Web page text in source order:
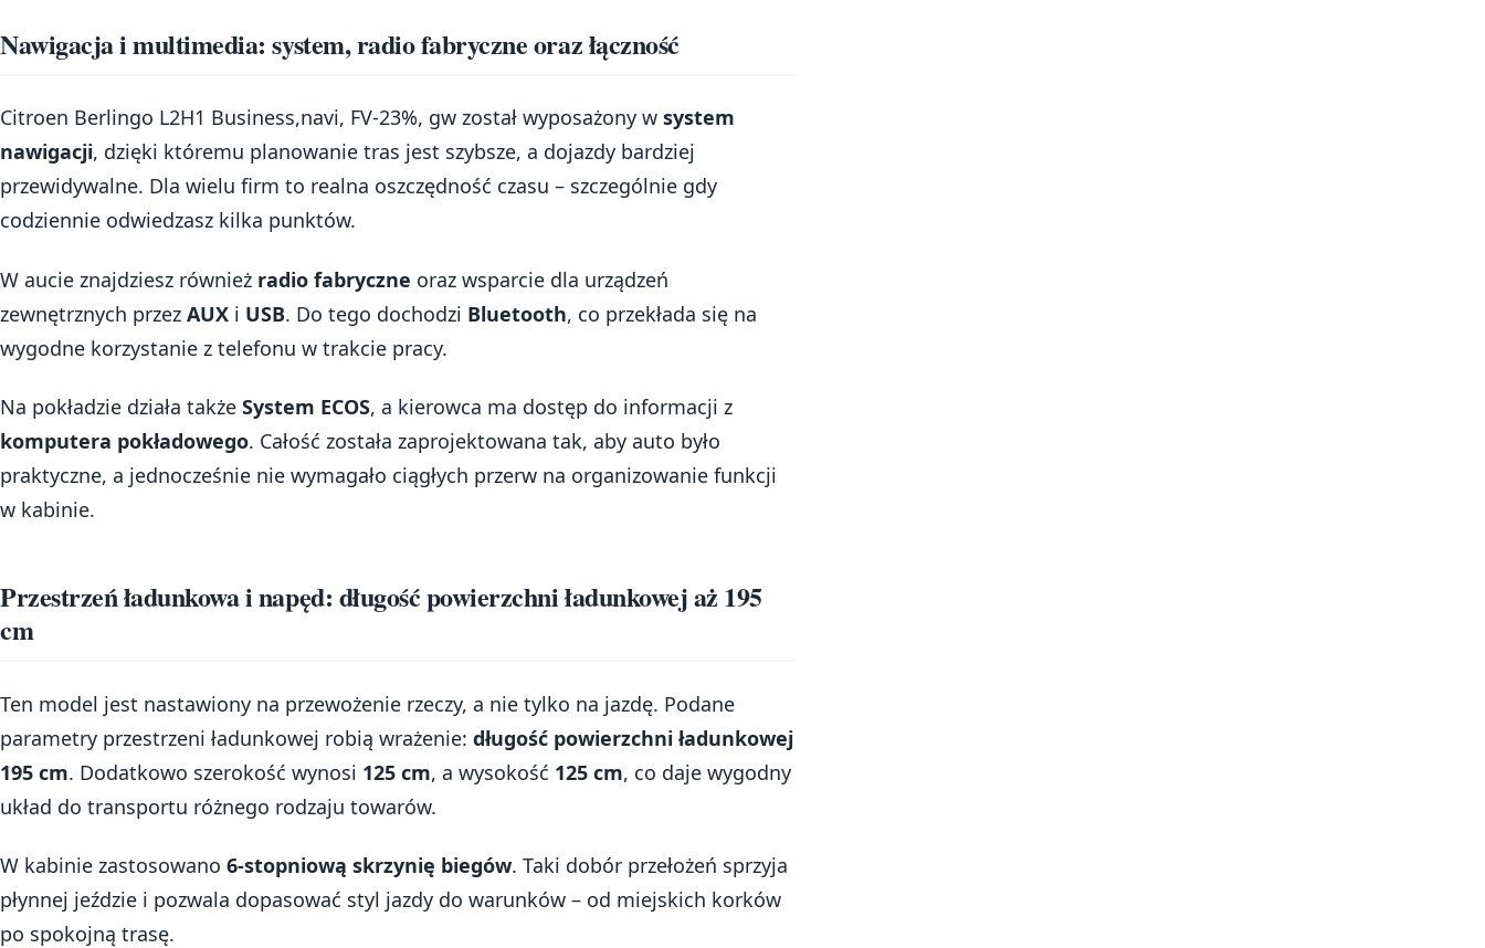
Nawigacja i multimedia: system, radio fabryczne oraz łączność
Citroen Berlingo L2H1 Business,navi, FV-23%, gw został wyposażony w system
nawigacji, dzięki któremu planowanie tras jest szybsze, a dojazdy bardziej
przewidywalne. Dla wielu firm to realna oszczędność czasu – szczególnie gdy
codziennie odwiedzasz kilka punktów.
W aucie znajdziesz również radio fabryczne oraz wsparcie dla urządzeń
zewnętrznych przez AUX i USB. Do tego dochodzi Bluetooth, co przekłada się na
wygodne korzystanie z telefonu w trakcie pracy.
Na pokładzie działa także System ECOS, a kierowca ma dostęp do informacji z
komputera pokładowego. Całość została zaprojektowana tak, aby auto było
praktyczne, a jednocześnie nie wymagało ciągłych przerw na organizowanie funkcji
w kabinie.
Przestrzeń ładunkowa i napęd: długość powierzchni ładunkowej aż 195
cm
Ten model jest nastawiony na przewożenie rzeczy, a nie tylko na jazdę. Podane
parametry przestrzeni ładunkowej robią wrażenie: długość powierzchni ładunkowej
195 cm. Dodatkowo szerokość wynosi 125 cm, a wysokość 125 cm, co daje wygodny
układ do transportu różnego rodzaju towarów.
W kabinie zastosowano 6-stopniową skrzynię biegów. Taki dobór przełożeń sprzyja
płynnej jeździe i pozwala dopasować styl jazdy do warunków – od miejskich korków
po spokojną trasę.